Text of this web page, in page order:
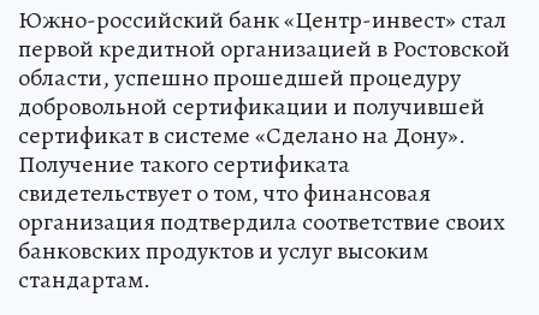
Южно-российский банк «Центр-инвест» стал
первой кредитной организацией в Ростовской
области, успешно прошедшей процедуру
добровольной сертификации и получившей
сертификат в системе «Сделано на Дону».
Получение такого сертификата
свидетельствует о том, что финансовая
организация подтвердила соответствие своих
банковских продуктов и услуг высоким
стандартам.